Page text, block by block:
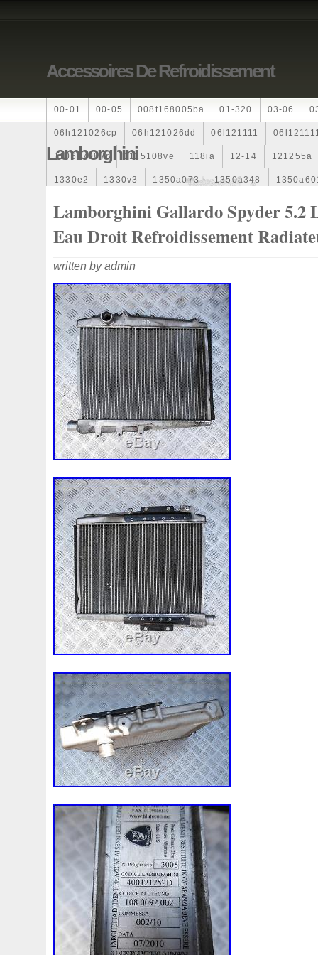
Accessoires De Refroidissement
00-01 00-05 008t168005ba 01-320 03-06
06h121026cp 06h121026dd 06l121111
110607087r 1115108ve 118ia 12-14 121255a
1330e2 1330v3 1350a073 1350a348
1985-1987
1k0121205 1k0121205ab 1k0121205af
1k0121207j 1k0121207t 1k0121251cm
1k0298403a 1k0955453s 1k0959455ap
1s1816103 2-Rangée 2-Rangées
210103417r 21060g2401 21060t5670
214100052r 214104822r 214104eb0b
214108535r 214108706r 214109798r
214812415r 214814342r 214814ea0a
214818h83a 214819674r 21481bm410
215592894r 220928kh13a0000038
253102b970 253102y001 253103e710
253801w910 253802h600 253802y000
253860l250 253862c000 256902u000
2gm955448c 2m413m4y07 2q0121203k
3-Rows 30si 318i 320i 325i
3c0145805am 3e506202 3rangée
45119ag010 45121fj000 45mm
4m1820023a 4row 50mm 52079555ab
55mm 56mm 57mm 5d11348
5q0121251gb 5q0121251gq 5q0121251gr
5yy0593 6-Radiateur 62mm 6307701e
6c118c607ad 6g918c607m 6g918c607p
6r0121217a 6r0145805h 6r0959455e
7h0121253k 7l0121203b 7l0121203g
7l0959455g 7l0965561k 7l6121253c
87050f4020 874615p 877968x
8d9200000 8e0121205ab 8e0121251
8k0121251h 8k0121251r 8milelake
Lamborghini
Lamborghini Gallardo Spyder 5.2
Eau Droit Refroidissement
written by admin